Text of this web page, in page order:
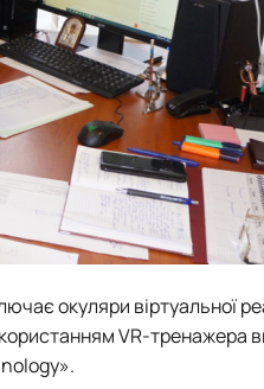
окуляри віртуальної
VR-тренажера